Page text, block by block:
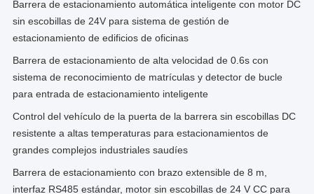
Barrera de estacionamiento automática inteligente con motor DC
sin escobillas de 24V para sistema de gestión de
estacionamiento de edificios de oficinas
Barrera de estacionamiento de alta velocidad de 0.6s con
sistema de reconocimiento de matrículas y detector de bucle
para entrada de estacionamiento inteligente
Control del vehículo de la puerta de la barrera sin escobillas DC
resistente a altas temperaturas para estacionamientos de
grandes complejos industriales saudíes
Barrera de estacionamiento con brazo extensible de 8 m,
interfaz RS485 estándar, motor sin escobillas de 24 V CC para